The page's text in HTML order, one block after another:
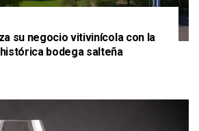
su negocio vitivinícola con la
bodega salteña